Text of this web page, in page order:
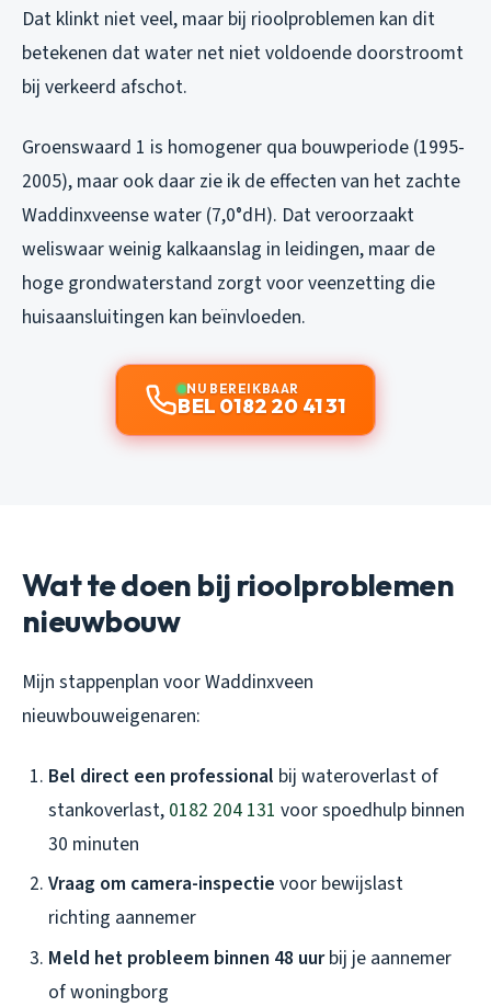
Dat klinkt niet veel, maar bij rioolproblemen kan dit
betekenen dat water net niet voldoende doorstroomt
bij verkeerd afschot.
Groenswaard 1 is homogener qua bouwperiode (1995-
2005), maar ook daar zie ik de effecten van het zachte
Waddinxveense water (7,0°dH). Dat veroorzaakt
weliswaar weinig kalkaanslag in leidingen, maar de
hoge grondwaterstand zorgt voor veenzetting die
huisaansluitingen kan beïnvloeden.
NU BEREIKBAAR
BEL 0182 20 41 31
Wat te doen bij rioolproblemen
nieuwbouw
Mijn stappenplan voor Waddinxveen
nieuwbouweigenaren:
Bel direct een professional bij wateroverlast of
stankoverlast, 0182 204 131 voor spoedhulp binnen
30 minuten
Vraag om camera-inspectie voor bewijslast
richting aannemer
Meld het probleem binnen 48 uurbij je aannemer
of woningborg